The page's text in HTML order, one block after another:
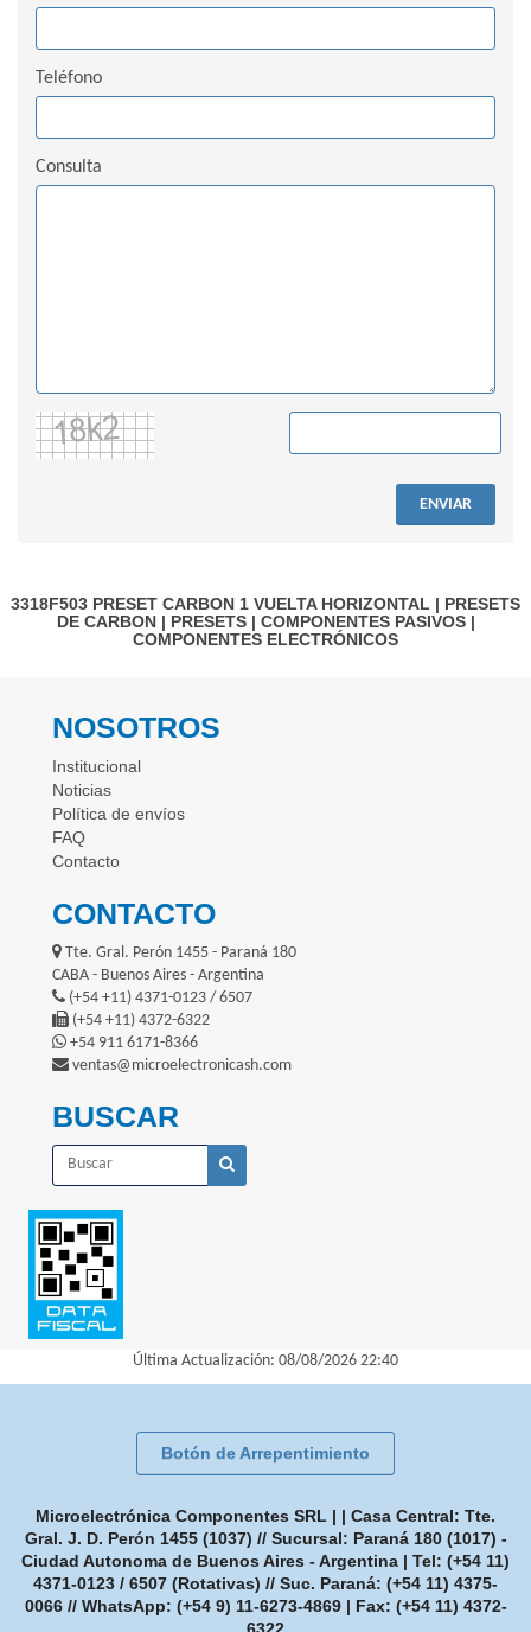
Teléfono
Consulta
ENVIAR
3318F503 PRESET CARBON 1 VUELTA HORIZONTAL | PRESETS
DE CARBON| PRESETS| COMPONENTES PASIVOS|
COMPONENTES ELECTRÓNICOS
NOSOTROS
Institucional
Noticias
Política de envíos
FAQ
Contacto
CONTACTO
Tte. Gral. Perón 1455 - Paraná 180
CABA - Buenos Aires - Argentina
(+54 +11) 4371-0123 / 6507
(+54 +11) 4372-6322
+54 911 6171-8366
ventas@microelectronicash.com
BUSCAR
Última Actualización: 08/08/2026 22:40
Botón de Arrepentimiento
Microelectrónica Componentes SRL | | Casa Central: Tte.
Gral. J. D. Perón 1455 (1037) // Sucursal: Paraná 180 (1017) -
Ciudad Autonoma de Buenos Aires - Argentina | Tel: (+54 11)
4371-0123 / 6507 (Rotativas) // Suc. Paraná: (+54 11) 4375-
0066 // WhatsApp: (+54 9) 11-6273-4869| Fax: (+54 11) 4372-